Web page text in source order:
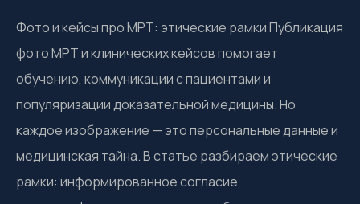
Фото и кейсы про МРТ: этические рамки Публикация
фото МРТ и клинических кейсов помогает
обучению, коммуникации с пациентами и
популяризации доказательной медицины. Но
каждое изображение — это персональные данные и
медицинская тайна. В статье разбираем этические
рамки: информированное согласие,